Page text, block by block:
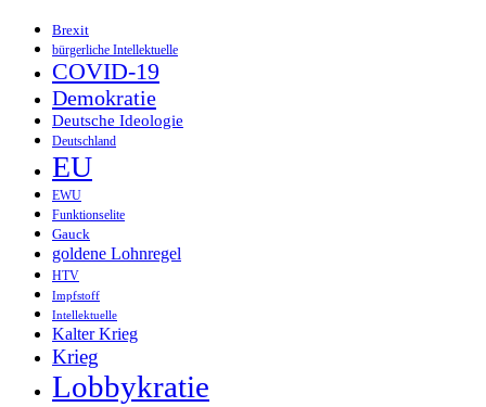
Brexit
bürgerliche Intellektuelle
COVID-19
Demokratie
Deutsche Ideologie
Deutschland
EU
EWU
Funktionselite
Gauck
goldene Lohnregel
HTV
Impfstoff
Intellektuelle
Kalter Krieg
Krieg
Lobbykratie